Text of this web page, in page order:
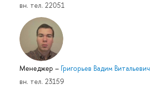
вн. тел. 22051
Менеджер – Григорьев Вадим Витальевич
вн. тел. 23159